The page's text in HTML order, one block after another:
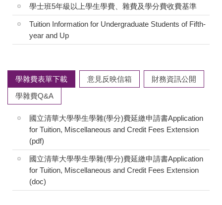
學士班5年級以上學生學費、雜費及學分費收費基準
Tuition Information for Undergraduate Students of Fifth-
year and Up
學雜費表單下載 意見反映信箱
財務資訊公開
學雜費Q&A
國立清華大學學生學雜(學分)費延繳申請書Application
for Tuition, Miscellaneous and Credit Fees Extension
(pdf)
國立清華大學學生學雜(學分)費延繳申請書Application
for Tuition, Miscellaneous and Credit Fees Extension
(doc)